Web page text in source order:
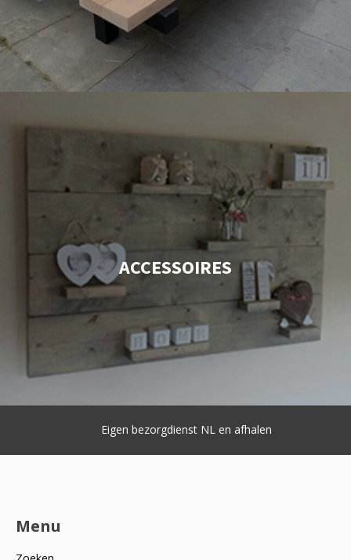
ACCESSOIRES
Eigen bezorgdienst NL en afhalen
Menu